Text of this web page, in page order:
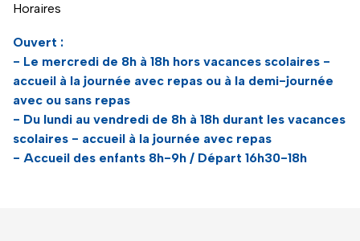
Horaires
Ouvert :
- Le mercredi de 8h à 18h hors vacances scolaires -
accueil à la journée avec repas ou à la demi-journée
avec ou sans repas
- Du lundi au vendredi de 8h à 18h durant les vacances
scolaires - accueil à la journée avec repas
- Accueil des enfants 8h-9h / Départ 16h30-18h